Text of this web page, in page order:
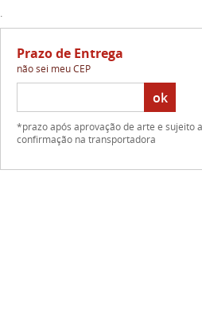
.
Prazo de Entrega
não sei meu CEP
ok
*prazo após aprovação de arte e sujeito a
confirmação na transportadora